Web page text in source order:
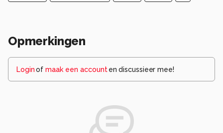
Opmerkingen
Loginof maak een account en discussieer mee!